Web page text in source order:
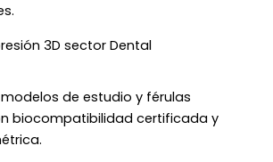
de estudio y férulas
biocompatibilidad certificada y